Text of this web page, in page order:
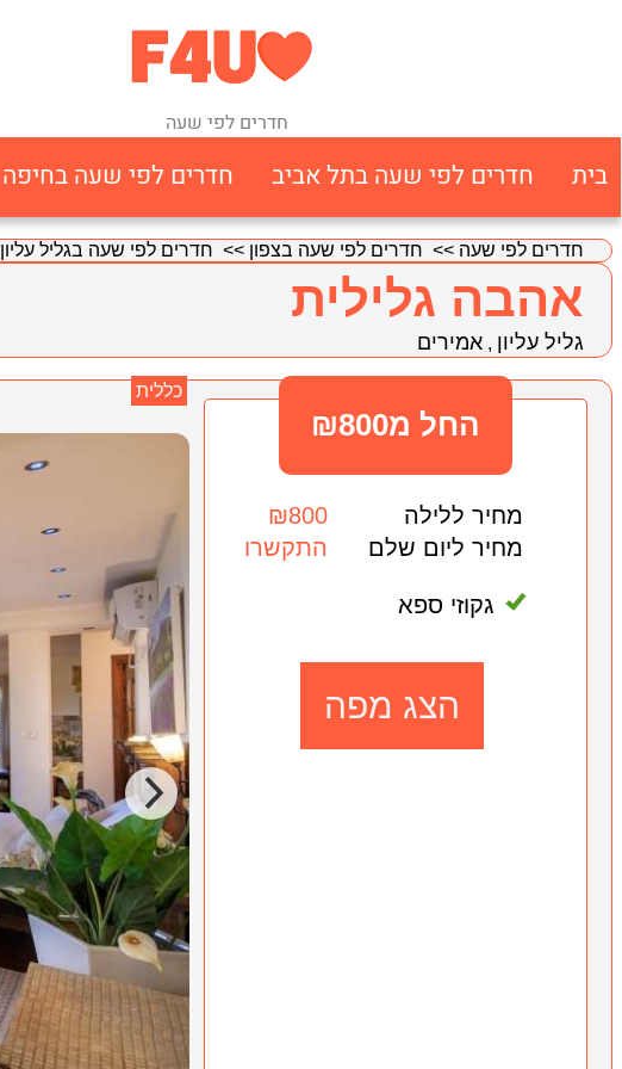
חדרים לפי שעה
בית חדרים לפי שעה בתל אביב חדרים לפי שעה בחיפה
חדרים לפי שעה >> חדרים לפי שעה בצפון >> חדרים לפי שעה בגליל עליון
אהבה גלילית
גליל עליון , אמירים
החל מ₪800
מחיר ללילה
₪800
מחיר ליום שלם
התקשרו
גקוזי ספא
הצג מפה
כללית